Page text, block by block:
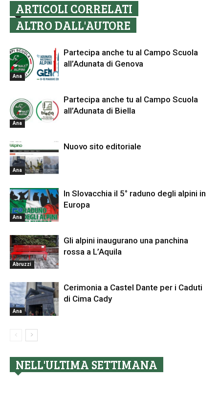
ARTICOLI CORRELATI
ALTRO DALL'AUTORE
Ana
Partecipa anche tu al Campo Scuola
all’Adunata di Genova
Ana
Partecipa anche tu al Campo Scuola
all’Adunata di Biella
Ana
Nuovo sito editoriale
Ana
In Slovacchia il 5° raduno degli alpini in
Europa
Abruzzi
Gli alpini inaugurano una panchina
rossa a L’Aquila
Ana
Cerimonia a Castel Dante per i Caduti
di Cima Cady
NELL'ULTIMA SETTIMANA